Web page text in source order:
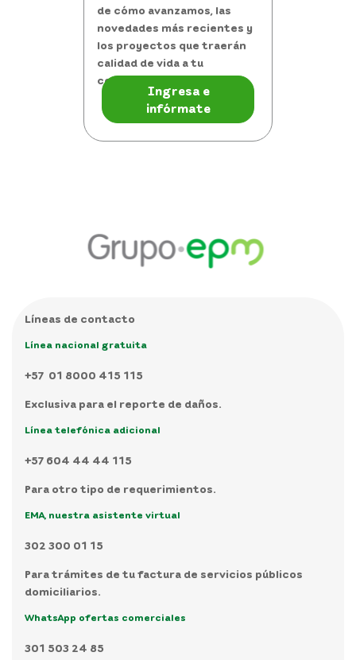
de cómo avanzamos, las
novedades más recientes y
los proyectos que traerán
calidad de vida a tu
comunidad.
Ingresa e
infórmate
Líneas de contacto
Línea nacional gratuita
+57 01 8000 415 115
Exclusiva para el reporte de daños.
Línea telefónica adicional
+57 604 44 44 115
Para otro tipo de requerimientos.
EMA, nuestra asistente virtual
302 300 01 15
Para trámites de tu factura de servicios públicos
domiciliarios.
WhatsApp ofertas comerciales
301 503 24 85